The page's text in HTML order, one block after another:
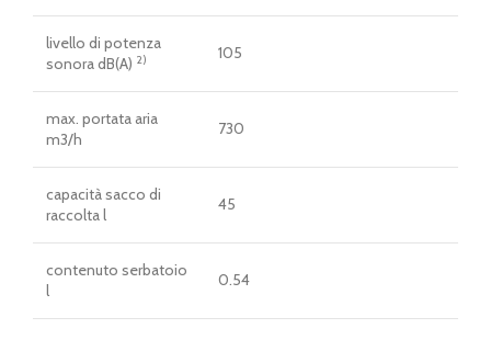
livello di potenza
sonora dB(A) 2) 105
max. portata aria
m3/h
730
capacità sacco di
raccolta l
45
contenuto serbatoio
l
0.54